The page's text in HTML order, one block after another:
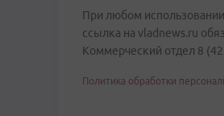
При любом
ссылка на vladnews.ru
Коммерческий отдел 8
Политика обработки